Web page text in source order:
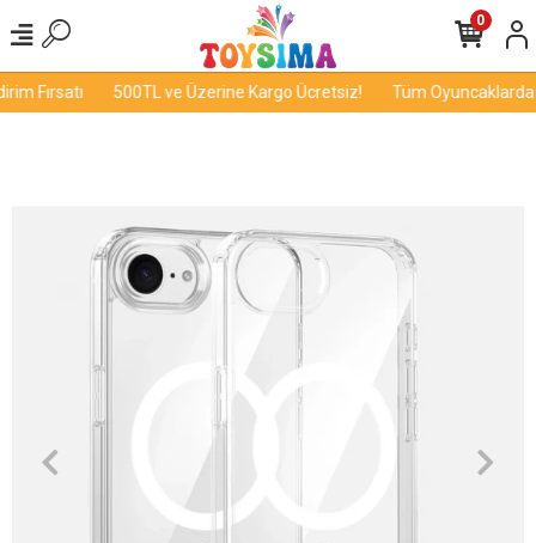
Fırsatı 500TL ve Üzerine Kargo Ücretsiz! Tüm Oyuncaklarda
0